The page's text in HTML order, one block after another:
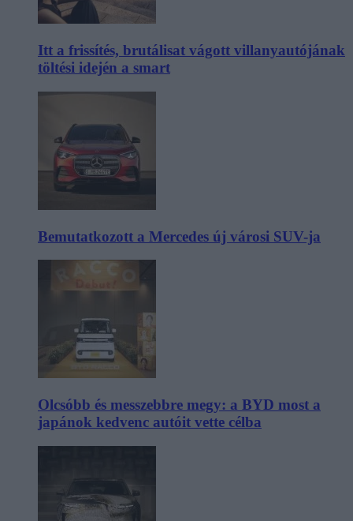
Itt a frissítés, brutálisat vágott villanyautójának
töltési idején a smart
Bemutatkozott a Mercedes új városi SUV-ja
Olcsóbb és messzebbre megy: a BYD most a
japánok kedvenc autóit vette célba